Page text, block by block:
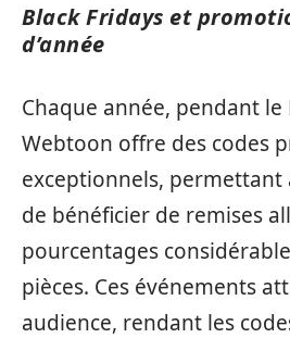
Black Fridays et
d’année
Chaque année, pendant le
Webtoon offre des codes
exceptionnels,
de bénéficier de remises
pourcentages
pièces. Ces événements
audience, rendant les